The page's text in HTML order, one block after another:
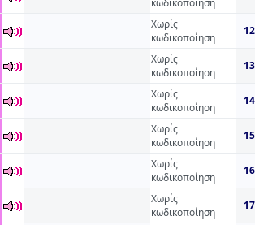
Χωρίς
κωδικοποίηση
Χωρίς
κωδικοποίηση
Χωρίς
κωδικοποίηση
Χωρίς
κωδικοποίηση
Χωρίς
κωδικοποίηση
Χωρίς
κωδικοποίηση